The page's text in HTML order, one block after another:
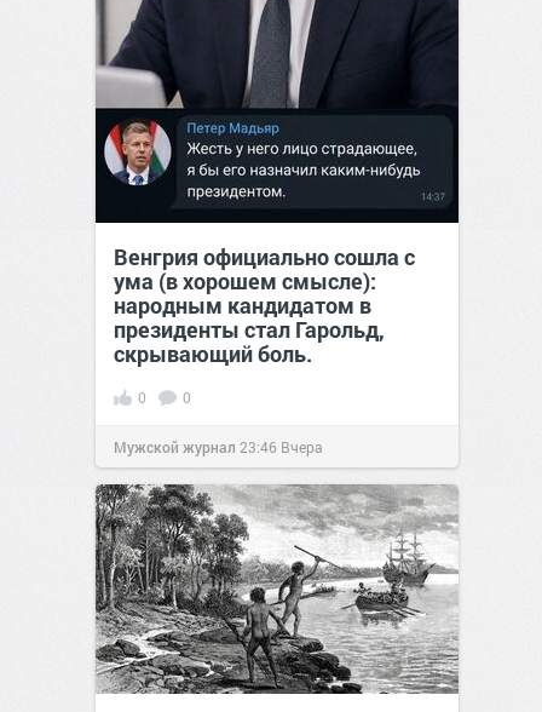
Венгрия официально сошла с
ума (в хорошем смысле):
народным кандидатом в
президенты стал Гарольд,
скрывающий боль.
0 0
Мужской журнал 23:46 Вчера